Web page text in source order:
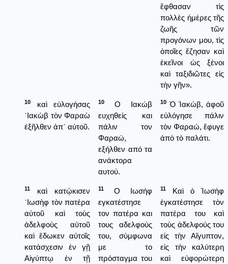
ἔφθασαν τὶς
πολλὲς ἡμέρες τῆς
ζωῆς τῶν
προγόνων μου, τὶς
ὁποῖες ἔζησαν καὶ
ἐκεῖνοι ὡς ξένοι
καὶ ταξιδιῶτες εἰς
τὴν γῆν».
10
καὶ εὐλογήσας
᾿Ιακὼβ τὸν Φαραὼ
ἐξῆλθεν ἀπ᾿ αὐτοῦ.
10
Ο Ιακώβ
ευχηθείς και
πάλιν τον
Φαραώ,
εξήλθεν από τα
ανάκτορα
αυτού.
10 Ὁ Ἰακώβ, ἀφοῦ
εὐλόγησε πάλιν
τὸν Φαραώ, ἔφυγε
ἀπὸ τὸ παλάτι.
11
καὶ κατῴκισεν
᾿Ιωσὴφ τὸν πατέρα
αὐτοῦ καὶ τοὺς
ἀδελφοὺς αὐτοῦ
καὶ ἔδωκεν αὐτοῖς
κατάσχεσιν ἐν γῇ
Αἰγύπτῳ ἐν τῇ
11
Ο Ιωσήφ
εγκατέστησε
τον πατέρα και
τους αδελφούς
του, σύμφωνα
με το
πρόσταγμα του
11
Καὶ ὁ Ἰωσὴφ
ἐγκατέστησε τὸν
πατέρα του καὶ
τοὺς ἀδελφούς του
εἰς τὴν Αἴγυπτον,
εἰς τὴν καλύτερη
καὶ εὐφορώτερη